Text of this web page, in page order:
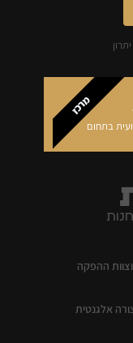
מרכז
בתחום
ההפקה
אלגנטית